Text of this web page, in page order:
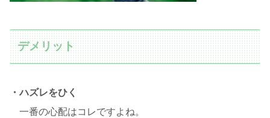
デメリット
・ハズレをひく
一番の心配はコレですよね。